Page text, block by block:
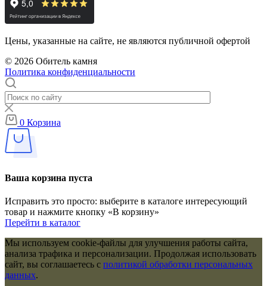
Цены, указанные на сайте, не являются публичной офертой
© 2026 Обитель камня
Политика конфиденциальности
0 Корзина
Ваша корзина пуста
Исправить это просто: выберите в каталоге интересующий
товар и нажмите кнопку «В корзину»
Перейти в каталог
Мы используем cookie-файлы для улучшения работы сайта,
анализа трафика и персонализации. Продолжая использовать
сайт, вы соглашаетесь с политикой обработки персональных
данных.